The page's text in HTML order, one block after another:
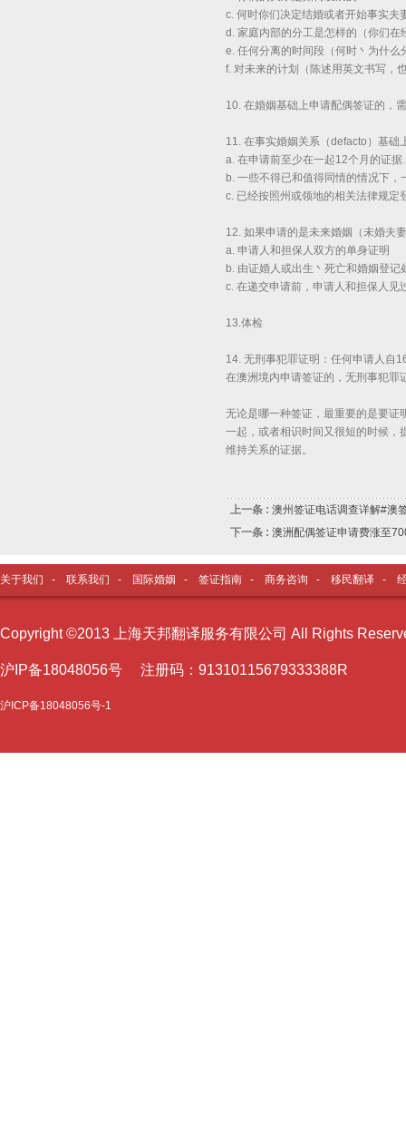
c. 何时你们决定结婚或者开始事实夫
d. 家庭内部的分工是怎样的（你们
e. 任何分离的时间段（何时丶为什
f. 对未来的计划（陈述用英文书写，
10. 在婚姻基础上申请配偶签证的，
11. 在事实婚姻关系（defacto）基础
a. 在申请前至少在一起12个月的证据.
b. 一些不得已和值得同情的情况下
c. 已经按照州或领地的相关法律规定
12. 如果申请的是未来婚姻（未婚夫
a. 申请人和担保人双方的单身证明
b. 由证婚人或出生丶死亡和婚姻登
c. 在递交申请前，申请人和担保人见
13.体检
14. 无刑事犯罪证明：任何申请人自
在澳洲境内申请签证的，无刑事犯罪
无论是哪一种签证，最重要的是要证
一起，或者相识时间又很短的时候，
维持关系的证据。
上一条 : 澳州签证电话调查详解#澳
下一条 : 澳洲配偶签证申请费涨至
关于我们 - 联系我们 - 国际婚姻 - 签证指南 - 商务咨询 - 移民翻译 -
Copyright ©2013 上海天邦翻译服务有限公司 All Rights
沪I P备18048056号 注册码：91310115679333388R
沪ICP备18048056号-1